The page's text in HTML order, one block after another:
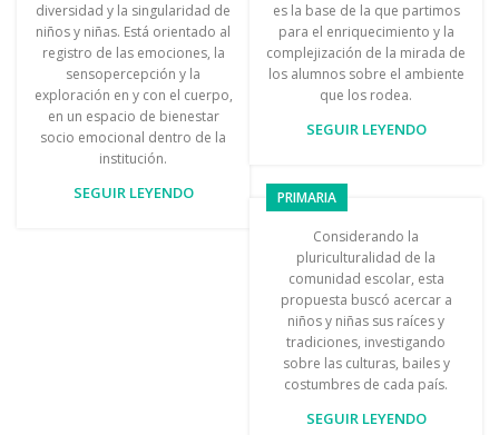
diversidad y la singularidad de
niños y niñas. Está orientado al
registro de las emociones, la
sensopercepción y la
exploración en y con el cuerpo,
en un espacio de bienestar
socio emocional dentro de la
institución.
SEGUIR LEYENDO
es la base de la que partimos
para el enriquecimiento y la
complejización de la mirada de
los alumnos sobre el ambiente
que los rodea.
SEGUIR LEYENDO
PRIMARIA
Considerando la
pluriculturalidad de la
comunidad escolar, esta
propuesta buscó acercar a
niños y niñas sus raíces y
tradiciones, investigando
sobre las culturas, bailes y
costumbres de cada país.
SEGUIR LEYENDO